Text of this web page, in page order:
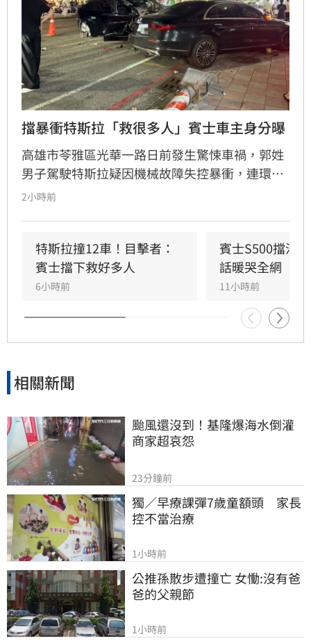
擋暴衝特斯拉「救很多人」賓士車主身分曝
高雄市苓雅區光華一路日前發生驚悚車禍，郭姓
男子駕駛特斯拉疑因機械故障失控暴衝，連環撞
擊12輛汽機車及單車，所幸僅造成3人輕傷。肇
光，竟是擁有1.4萬粉絲的網紅「超級土豆粉」，
同時也是嘉義知名甜甜圈店老闆。
2小時前
特斯拉撞12車！目擊者：
賓士擋下救好多人
6小時前
賓士S500擋浩
話暖哭全網
11小時前
相關新聞
颱風還沒到！基隆爆海水倒灌
商家超哀怨
23分鐘前
獨／早療課彈7歲童額頭　家長
控不當治療
1小時前
公推孫散步遭撞亡 女慟:沒有爸
爸的父親節
1小時前